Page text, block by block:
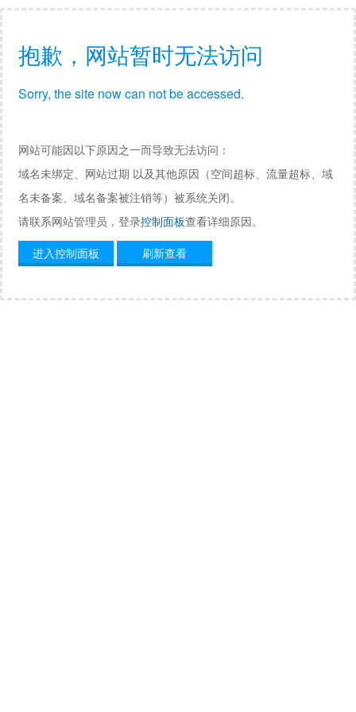
抱歉，网站暂时无法访问
Sorry, the site now can not be accessed.
网站可能因以下原因之一而导致无法访问：
域名未绑定、网站过期 以及其他原因（空间超标、流量超标、域
名未备案、域名备案被注销等）被系统关闭。
请联系网站管理员，登录控制面板查看详细原因。
进入控制面板
刷新查看